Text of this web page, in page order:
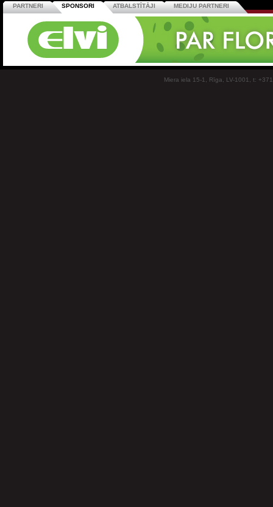
PARTNERI SPONSORI ATBALSTĪTĀJI MEDIJU PARTNERI
Miera iela 15-1, Rīga, LV-1001, t: